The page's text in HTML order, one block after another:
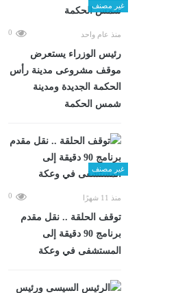
غير مصنف
منذ عام واحد 0
رئيس الوزراء يستعرض
موقف مشروعى مدينة رأس
الحكمة الجديدة ومدينة
شمس الحكمة
غير مصنف
منذ 11 شهرًا 0
توقف الحلقة .. نقل مقدم
برنامج 90 دقيقة إلى
المستشفى في وعكة